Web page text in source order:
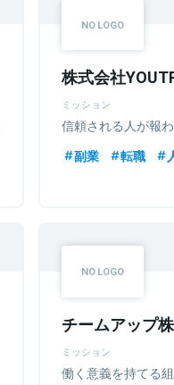
株式会社
ミッション
信頼される人が報
副業
転職
チームアップ
ミッション
働く意義を持てる